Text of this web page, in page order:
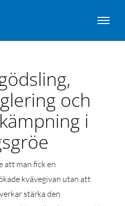
och
i
att man fick en
kvävegivan utan att
stärka den